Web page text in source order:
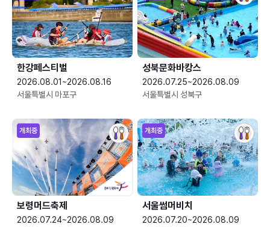
한강페스티벌
2026.08.01~2026.08.16
서울특별시 마포구
성북문화바캉스
2026.07.25~2026.08.09
서울특별시 성북구
개최중
보령머드축제
2026.07.24~2026.08.09
개최중
서울썸머비치
2026.07.20~2026.08.09